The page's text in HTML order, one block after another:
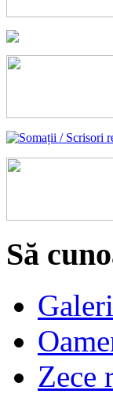
Să
Zece